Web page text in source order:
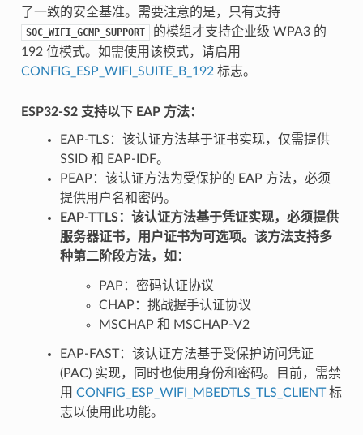
了一致的安全基准。需要注意的是，只有支持
SOC_WIFI_GCMP_SUPPORT
的模组才支持企业级 WPA3 的
192 位模式。如需使用该模式，请启用
CONFIG_ESP_WIFI_SUITE_B_192标志。
ESP32-S2 支持以下 EAP 方法：
EAP-TLS：该认证方法基于证书实现，仅需提供
SSID 和 EAP-IDF。
PEAP：该认证方法为受保护的 EAP 方法，必须
提供用户名和密码。
EAP-TTLS：该认证方法基于凭证实现，必须提供
服务器证书，用户证书为可选项。该方法支持多
种第二阶段方法，如：
PAP：密码认证协议
CHAP：挑战握手认证协议
MSCHAP 和 MSCHAP-V2
EAP-FAST：该认证方法基于受保护访问凭证
(PAC) 实现，同时也使用身份和密码。目前，需禁
用 CONFIG_ESP_WIFI_MBEDTLS_TLS_CLIENT标
志以使用此功能。